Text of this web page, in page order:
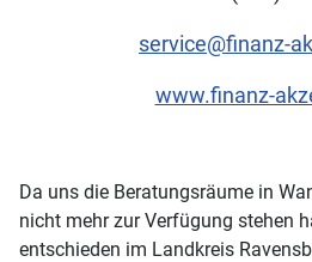
service@finanz-
www.finanz-
Da uns die Beratungsräume in
nicht mehr zur Verfügung stehen
entschieden im Landkreis